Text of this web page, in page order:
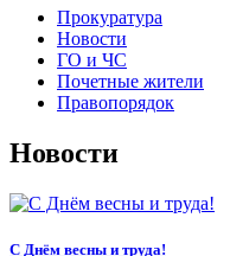
Прокуратура
Новости
ГО и ЧС
Почетные жители
Правопорядок
Новости
С Днём весны и труда!